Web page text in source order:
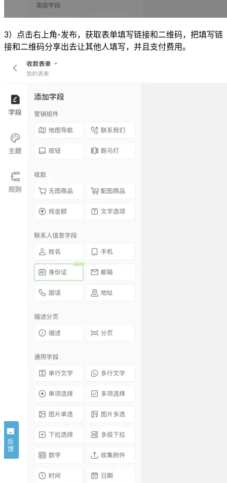
3）点击右上角-发布，获取表单填写链接和二维码，把填写链
接和二维码分享出去让其他人填写，并且支付费用。